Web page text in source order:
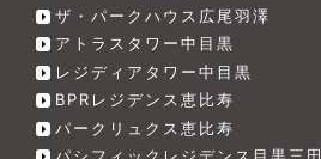
ザ・パークハウス広尾羽澤
アトラスタワー中目黒
レジディアタワー中目黒
BPRレジデンス恵比寿
パークリュクス恵比寿